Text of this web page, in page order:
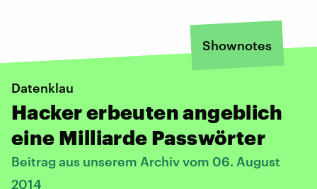
Shownotes
Datenklau
Hacker erbeuten angeblich
eine Milliarde Passwörter
Beitrag aus unserem Archiv vom 06. August
2014